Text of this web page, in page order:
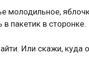
молодильное,
пакетик в сторонке.
Или скажи, куда